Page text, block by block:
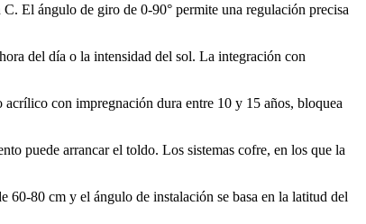
El ángulo de giro de 0-90° permite una regulación precisa
del día o la intensidad del sol. La integración con
acrílico con impregnación dura entre 10 y 15 años, bloquea
puede arrancar el toldo. Los sistemas cofre, en los que la
60-80 cm y el ángulo de instalación se basa en la latitud del